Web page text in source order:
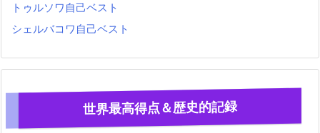
トゥルソワ自己ベスト
シェルバコワ自己ベスト
世界最高得点＆歴史的記録